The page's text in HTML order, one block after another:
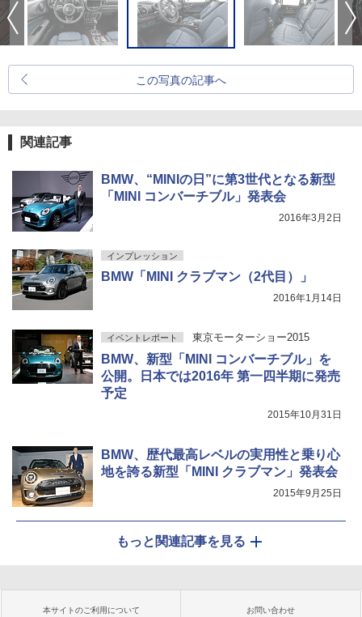
この写真の記事へ
関連記事
BMW、“MINIの日”に第3世代となる新型
「MINI コンバーチブル」発表会
2016年3月2日
インプレッション
BMW「MINI クラブマン（2代目）」
2016年1月14日
イベントレポート 東京モーターショー2015
BMW、新型「MINI コンバーチブル」を
公開。日本では2016年 第一四半期に発売
予定
2015年10月31日
BMW、歴代最高レベルの実用性と乗り心
地を誇る新型「MINI クラブマン」発表会
2015年9月25日
もっと関連記事を見る
本サイトのご利用について お問い合わせ